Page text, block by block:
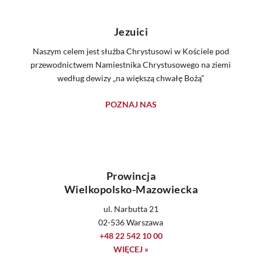
Jezuici
Naszym celem jest służba Chrystusowi w Kościele pod
przewodnictwem Namiestnika Chrystusowego na ziemi
według dewizy „na większą chwałę Bożą”
POZNAJ NAS
Prowincja
Wielkopolsko-Mazowiecka
ul. Narbutta 21
02-536 Warszawa
+48 22 542 10 00
WIĘCEJ »